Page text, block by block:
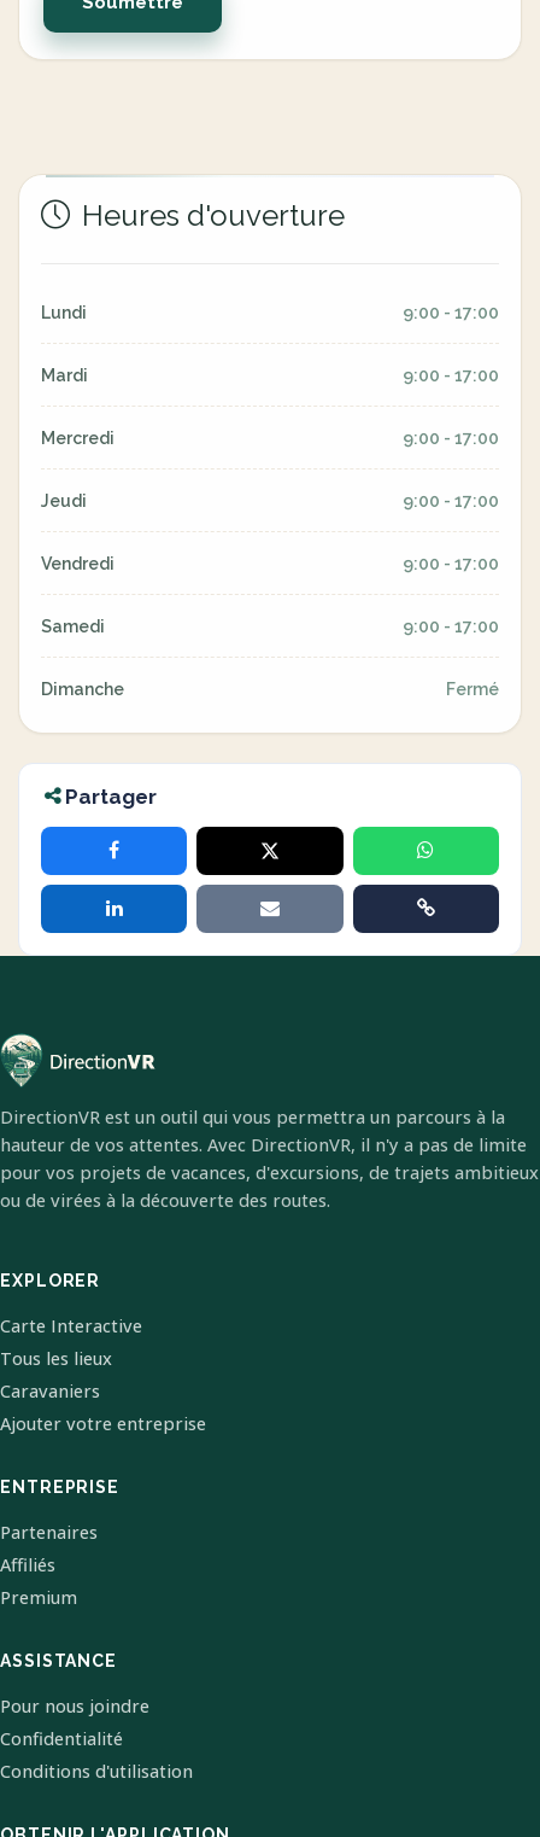
Heures d'ouverture
Lundi 9:00 - 17:00
Mardi 9:00 - 17:00
Mercredi 9:00 - 17:00
Jeudi 9:00 - 17:00
Vendredi 9:00 - 17:00
Samedi 9:00 - 17:00
Dimanche Fermé
Partager
DirectionVR est un outil qui vous permettra un parcours à la
hauteur de vos attentes. Avec DirectionVR, il n'y a pas de limite
pour vos projets de vacances, d'excursions, de trajets ambitieux
ou de virées à la découverte des routes.
EXPLORER
Carte Interactive
Tous les lieux
Caravaniers
Ajouter votre entreprise
ENTREPRISE
Partenaires
Affiliés
Premium
ASSISTANCE
Pour nous joindre
Confidentialité
Conditions d'utilisation